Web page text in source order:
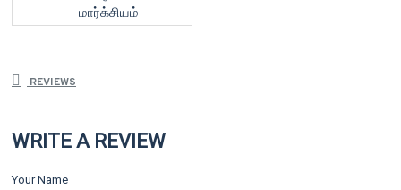
மார்க்சியம்
REVIEWS
WRITE A REVIEW
Your Name